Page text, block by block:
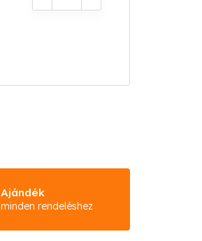
Ajándék
minden rendeléshez